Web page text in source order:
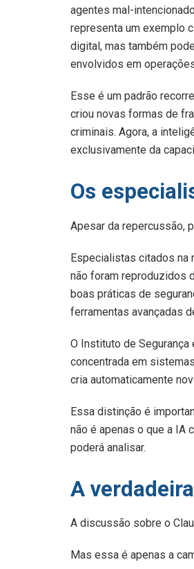
agentes mal-
representa um exemplo
digital, mas também
envolvidos em
Esse é um padrão
criou novas formas de
criminais. Agora, a
exclusivamente da
Os
Apesar da repercussão,
Especialistas citados na
não foram reproduzidos
boas práticas de
ferramentas avançadas
O Instituto de Segurança
concentrada em
cria automaticamente
Essa distinção é
não é apenas o que a IA
poderá analisar.
A
A discussão sobre o
Mas essa é apenas a